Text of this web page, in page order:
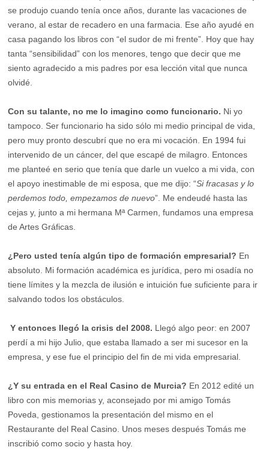
se produjo cuando tenía once años, durante las vacaciones de
verano, al estar de recadero en una farmacia. Ese año ayudé en
casa pagando los libros con “el sudor de mi frente”. Hoy que hay
tanta “sensibilidad” con los menores, tengo que decir que me
siento agradecido a mis padres por esa lección vital que nunca
olvidé.
Con su talante, no me lo imagino como funcionario. Ni yo
tampoco. Ser funcionario ha sido sólo mi medio principal de vida,
pero muy pronto descubrí que no era mi vocación. En 1994 fui
intervenido de un cáncer, del que escapé de milagro. Entonces
me planteé en serio que tenía que darle un vuelco a mi vida, con
el apoyo inestimable de mi esposa, que me dijo: “Si fracasas y lo
perdemos todo, empezamos de nuevo”. Me endeudé hasta las
cejas y, junto a mi hermana Mª Carmen, fundamos una empresa
de Artes Gráficas.
¿Pero usted tenía algún tipo de formación empresarial? En
absoluto. Mi formación académica es jurídica, pero mi osadía no
tiene límites y la mezcla de ilusión e intuición fue suficiente para ir
salvando todos los obstáculos.
Y entonces llegó la crisis del 2008. Llegó algo peor: en 2007
perdí a mi hijo Julio, que estaba llamado a ser mi sucesor en la
empresa, y ese fue el principio del fin de mi vida empresarial.
¿Y su entrada en el Real Casino de Murcia? En 2012 edité un
libro con mis memorias y, aconsejado por mi amigo Tomás
Poveda, gestionamos la presentación del mismo en el
Restaurante del Real Casino. Unos meses después Tomás me
inscribió como socio y hasta hoy.